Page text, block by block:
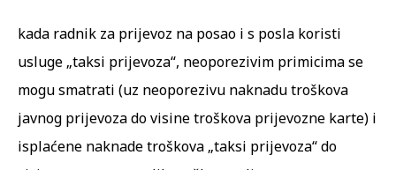
kada radnik za prijevoz na posao i s posla koristi
usluge „taksi prijevoza“, neoporezivim primicima se
mogu smatrati (uz neoporezivu naknadu troškova
javnog prijevoza do visine troškova prijevozne karte) i
isplaćene naknade troškova „taksi prijevoza“ do